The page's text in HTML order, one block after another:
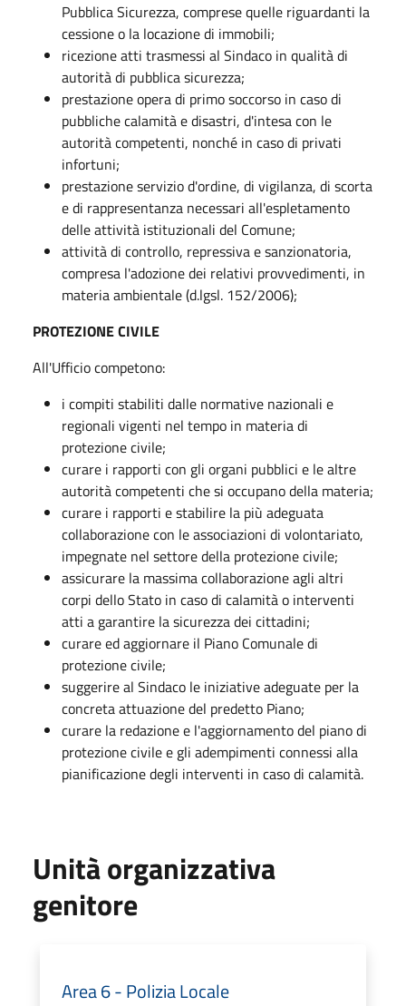
Pubblica Sicurezza, comprese quelle riguardanti la
cessione o la locazione di immobili;
ricezione atti trasmessi al Sindaco in qualità di
autorità di pubblica sicurezza;
prestazione opera di primo soccorso in caso di
pubbliche calamità e disastri, d'intesa con le
autorità competenti, nonché in caso di privati
infortuni;
prestazione servizio d'ordine, di vigilanza, di scorta
e di rappresentanza necessari all'espletamento
delle attività istituzionali del Comune;
attività di controllo, repressiva e sanzionatoria,
compresa l'adozione dei relativi provvedimenti, in
materia ambientale (d.lgsl. 152/2006);
PROTEZIONE CIVILE
All'Ufficio competono:
i compiti stabiliti dalle normative nazionali e
regionali vigenti nel tempo in materia di
protezione civile;
curare i rapporti con gli organi pubblici e le altre
autorità competenti che si occupano della materia;
curare i rapporti e stabilire la più adeguata
collaborazione con le associazioni di volontariato,
impegnate nel settore della protezione civile;
assicurare la massima collaborazione agli altri
corpi dello Stato in caso di calamità o interventi
atti a garantire la sicurezza dei cittadini;
curare ed aggiornare il Piano Comunale di
protezione civile;
suggerire al Sindaco le iniziative adeguate per la
concreta attuazione del predetto Piano;
curare la redazione e l'aggiornamento del piano di
protezione civile e gli adempimenti connessi alla
pianificazione degli interventi in caso di calamità.
Unità organizzativa
genitore
Area 6 - Polizia Locale